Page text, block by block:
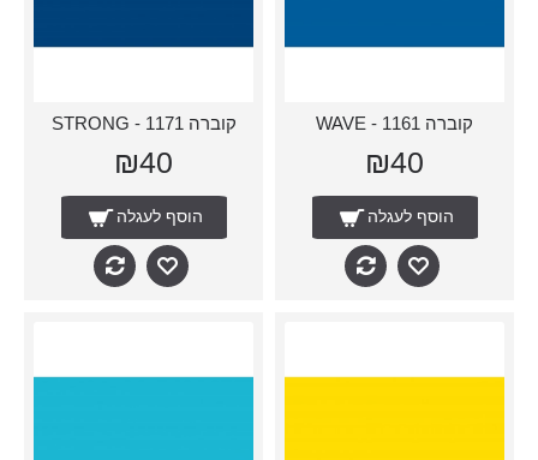
קוברה 1161 - WAVE
₪40
הוסף לעגלה
קוברה 1171 - STRONG
₪40
הוסף לעגלה